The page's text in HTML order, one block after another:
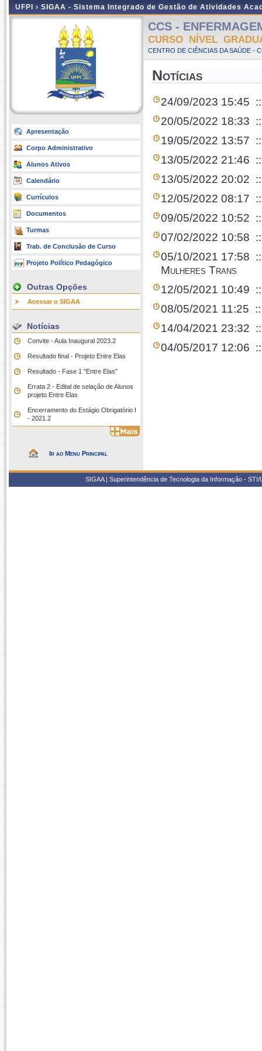
UFPI › SIGAA - Sistema Integrado de Gestão de Atividades
Apresentação
Corpo Administrativo
Alunos Ativos
Calendário
Currículos
Documentos
Turmas
Trab. de Conclusão de Curso
Projeto Político Pedagógico
Outras Opções
Acessar o SIGAA
Notícias
Convite - Aula Inaugural 2023.2
Resultado final - Projeto Entre Elas
Resultado - Fase 1 "Entre Elas"
Errata 2 - Edital de selação de Alunos
projeto Entre Elas
Encerramento do Estágio Obrigatório I
- 2021.2
Ir ao Menu Principal
CCS -
CURSO NÍVEL
CENTRO DE CIÊNCIAS DA SAÚDE -
Notícias
24/09/2023 15:45
20/05/2022 18:33
19/05/2022 13:57
13/05/2022 21:46
13/05/2022 20:02
12/05/2022 08:17
09/05/2022 10:52
07/02/2022 10:58
05/10/2021 17:58
Mulheres Trans
12/05/2021 10:49
08/05/2021 11:25
14/04/2021 23:32
04/05/2017 12:06
SIGAA | Superintendência de Tecnologia da Informação -